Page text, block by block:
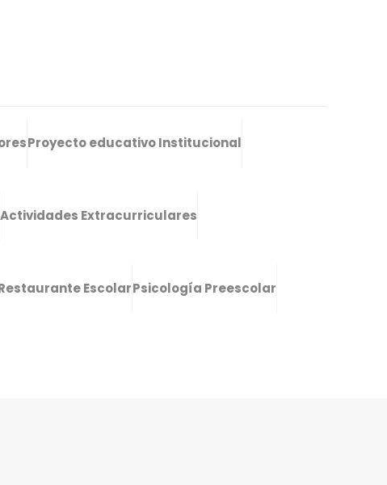
Proyecto educativo Institucional
Actividades Extracurriculares
EscolarPsicología Preescolar